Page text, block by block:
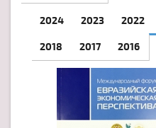
2024 2023 2022
2018 2017 2016